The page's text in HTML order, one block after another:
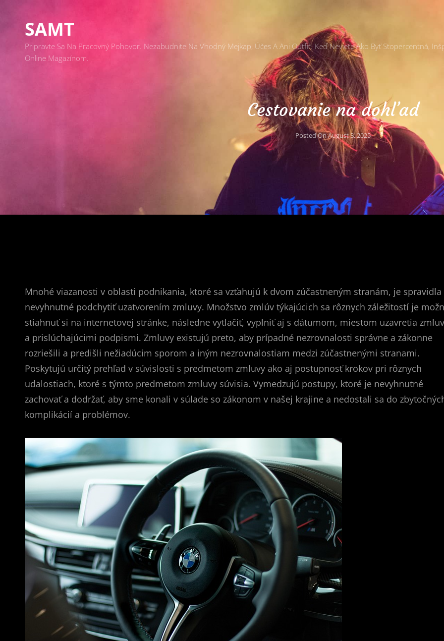
SAMT
Pripravte Sa Na Pracovný Pohovor. Nezabudnite Na Vhodný Mejkap, Účes A Ani Outfit. Keď Neviete Ako Byť Stopercentná,
Online Magazínom.
Cestovanie na dohľad
Posted OnAugust 3, 2025
Mnohé viazanosti v oblasti podnikania, ktoré sa vzťahujú k dvom zúčastneným stranám, je spravidla
nevyhnutné podchytiť uzatvorením zmluvy. Množstvo zmlúv týkajúcich sa rôznych záležitostí je
stiahnuť si na internetovej stránke, následne vytlačiť, vyplniť aj s dátumom, miestom uzavretia
a prislúchajúcimi podpismi. Zmluvy existujú preto, aby prípadné nezrovnalosti správne a zákonne
rozriešili a predišli nežiadúcim sporom a iným nezrovnalostiam medzi zúčastnenými stranami.
Poskytujú určitý prehľad v súvislosti s predmetom zmluvy ako aj postupnosť krokov pri rôznych
udalostiach, ktoré s týmto predmetom zmluvy súvisia. Vymedzujú postupy, ktoré je nevyhnutné
zachovať a dodržať, aby sme konali v súlade so zákonom v našej krajine a nedostali sa do
komplikácií a problémov.